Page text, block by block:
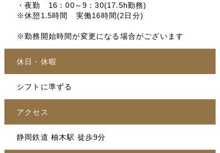
・夜勤 16：00～9：30(17.5h勤務)
※休憩1.5時間 実働16時間(2日分)
※勤務開始時間が変更になる場合がございます
休日・休暇
シフトに準ずる
アクセス
静岡鉄道 柚木駅 徒歩9分